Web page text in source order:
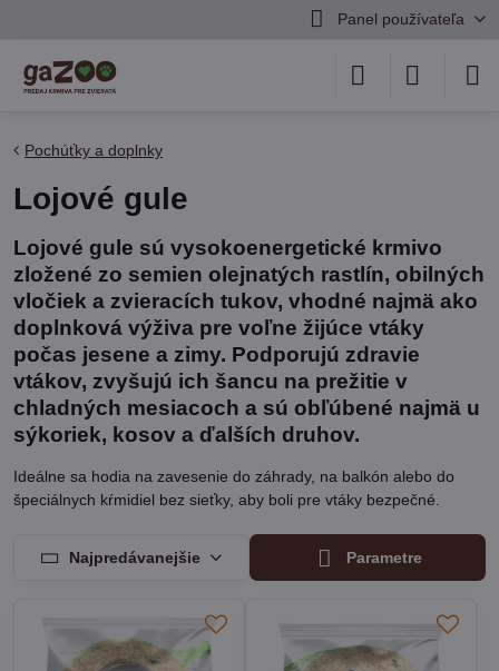
Panel používateľa
Pochúťky a doplnky
Lojové gule
Lojové gule sú vysokoenergetické krmivo
zložené zo semien olejnatých rastlín, obilných
vločiek a zvieracích tukov, vhodné najmä ako
doplnková výživa pre voľne žijúce vtáky
počas jesene a zimy. Podporujú zdravie
vtákov, zvyšujú ich šancu na prežitie v
chladných mesiacoch a sú obľúbené najmä u
sýkoriek, kosov a ďalších druhov.
Ideálne sa hodia na zavesenie do záhrady, na balkón alebo do
špeciálnych kŕmidiel bez sieťky, aby boli pre vtáky bezpečné.
Najpredávanejšie Parametre